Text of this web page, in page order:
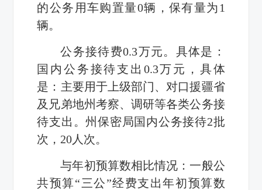
的公务用车购置量0辆，保有量为1
辆。
公务接待费0.3万元。具体是：
国内公务接待支出0.3万元，具体
是：主要用于上级部门、对口援疆省
及兄弟地州考察、调研等各类公务接
待支出。州保密局国内公务接待2批
次，20人次。
与年初预算数相比情况：一般公
共预算“三公”经费支出年初预算数